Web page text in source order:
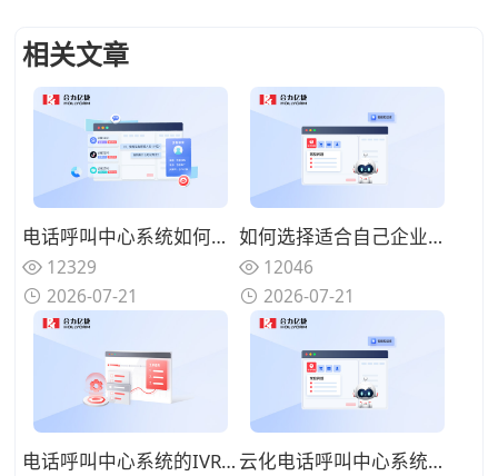
相关文章
电话呼叫中心系统如何与在线渠道融合？全触点统一路由的协同方案
12329
2026-07-21
如何选择适合自己企业的电话呼叫中心系统？功能匹配与扩展性的权衡
12046
2026-07-21
电话呼叫中心系统的IVR设计有哪些技巧？告别迷宫式菜单的用户友好设计 云化电话呼叫中心系统有哪些优势？告别硬件束缚的灵活部署模式